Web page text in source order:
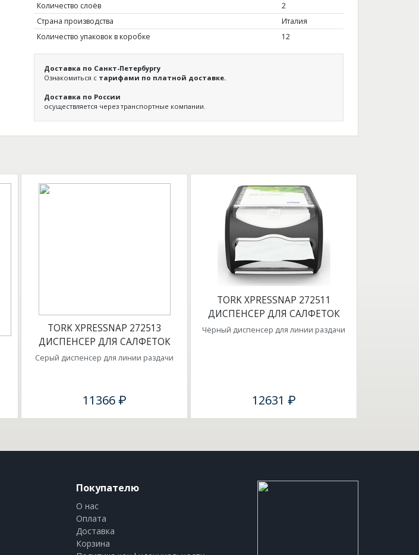
Количество слоёв
2
Страна производства
Италия
Количество упаковок в коробке
12
Доставка по Санкт-Петербургу
Ознакомиться с тарифами по платной доставке.
Доставка по России
осуществляется через транспортные компании.
TORK XPRESSNAP 272513
ДИСПЕНСЕР ДЛЯ САЛФЕТОК
Серый диспенсер для линии раздачи
11366 ₽
TORK XPRESSNAP 272511
ДИСПЕНСЕР ДЛЯ САЛФЕТОК
Чёрный диспенсер для линии раздачи
12631 ₽
Покупателю
О нас
Оплата
Доставка
Корзина